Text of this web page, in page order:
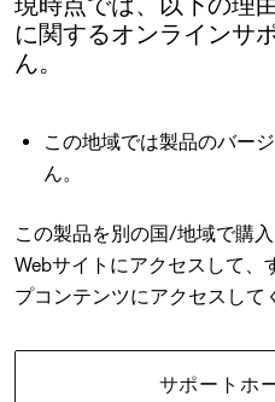
に関するオンラインサ
ん。
この地域では製品のバー
ん。
この製品を別の国/地域で購
Webサイトにアクセスして、
プコンテンツにアクセスして
サポートホ